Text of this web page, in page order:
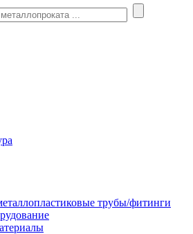
трубы/фитинги